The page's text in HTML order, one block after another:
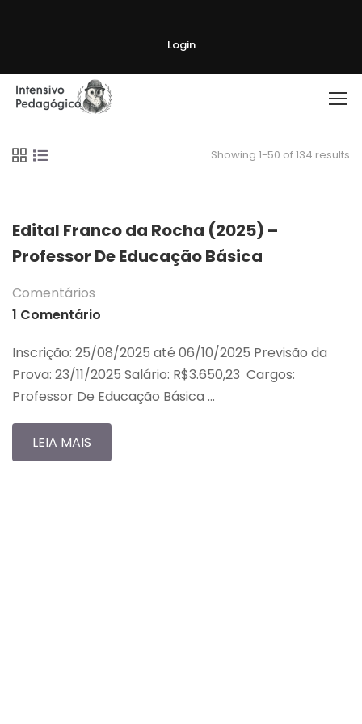
Login
Showing 1-50 of 134 results
Edital Franco da Rocha (2025) –
Professor De Educação Básica
Comentários
1 Comentário
Inscrição: 25/08/2025 até 06/10/2025 Previsão da
Prova: 23/11/2025 Salário: R$3.650,23 Cargos:
Professor De Educação Básica …
LEIA MAIS